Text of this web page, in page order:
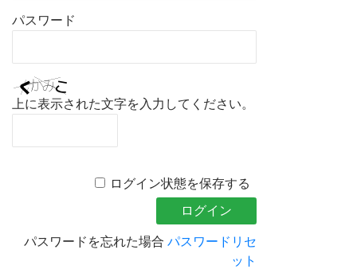
パスワード
上に表示された文字を入力してください。
ログイン状態を保存する
パスワードを忘れた場合パスワードリセ
ット